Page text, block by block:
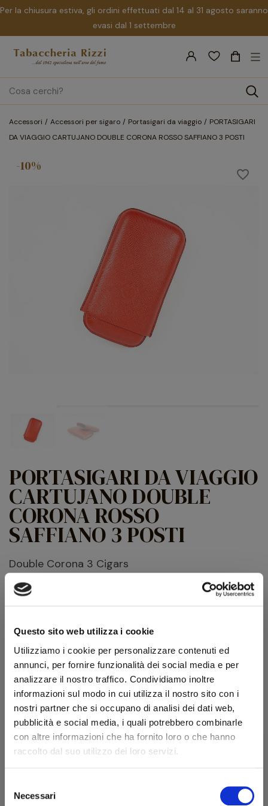
Questo sito web utilizza i cookie
Utilizziamo i cookie per personalizzare contenuti ed
annunci, per fornire funzionalità dei social media e per
analizzare il nostro traffico. Condividiamo inoltre
informazioni sul modo in cui utilizza il nostro sito con i
nostri partner che si occupano di analisi dei dati web,
pubblicità e social media, i quali potrebbero combinarle
con altre informazioni che ha fornito loro o che hanno
raccolto dal suo utilizzo dei loro servizi.
delNecessari
Per la chiusura estiva, gli ordini effettuati dal 14 al 31 agosto saranno
evasi dal 1 settembre
search
☰
Accessori Accessori per sigaro Portasigari da viaggio
PORTASIGARI
DA VIAGGIO CARTUJANO DOUBLE CORONA ROSSO SAFFIANO 3 POSTI
favorite_border
-10%
PORTASIGARI DA VIAGGIO
CARTUJANO DOUBLE
CORONA ROSSO
SAFFIANO 3 POSTI
Double Corona 3 Cigars
COD:
Marca:
Lavorazione in pelle rossa saffiano.
120,00 € 108,00 €
88,52 €
Quantità
Scheda tecnica